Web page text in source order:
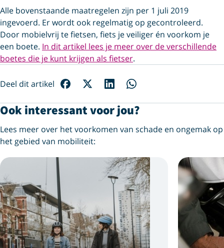
Alle bovenstaande maatregelen zijn per 1 juli 2019
ingevoerd. Er wordt ook regelmatig op gecontroleerd.
Door mobielvrij te fietsen, fiets je veiliger én voorkom je
een boete. In dit artikel lees je meer over de verschillende
boetes die je kunt krijgen als fietser.
Deel dit artikel
Ook interessant voor jou?
Lees meer over het voorkomen van schade en ongemak op
het gebied van mobiliteit: